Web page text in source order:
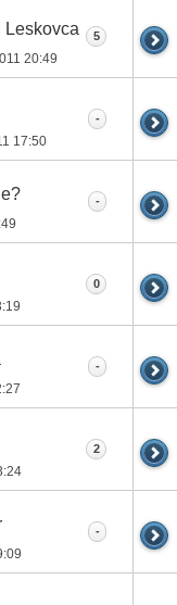
Leskovca
20:49
5
17:50
-
-
0
-
2
-